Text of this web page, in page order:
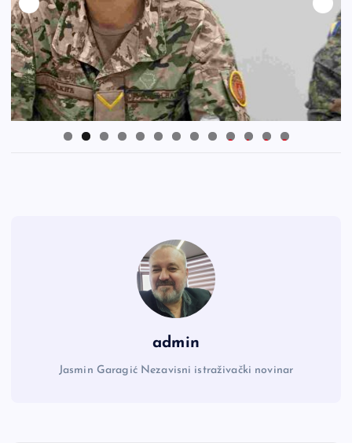
0 1 2 3
admin
Jasmin Garagić Nezavisni istraživački novinar